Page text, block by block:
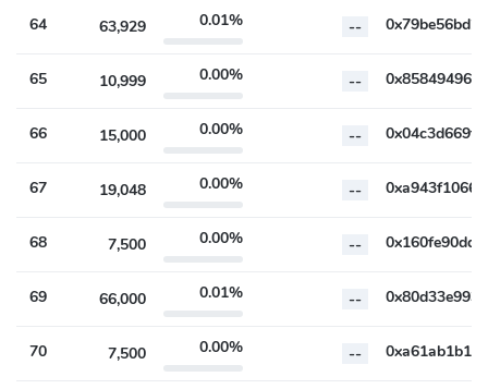
64 63,929 0.01% --
65 10,999 0.00% --
66 15,000 0.00% --
67 19,048 0.00% --
68 7,500 0.00% --
69 66,000 0.01% --
70 7,500 0.00% --